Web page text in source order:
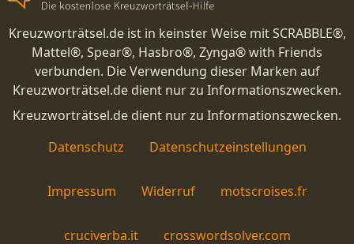
Kreuzworträtsel.de ist in keinster Weise mit SCRABBLE®,
Mattel®, Spear®, Hasbro®, Zynga® with Friends
verbunden. Die Verwendung dieser Marken auf
Kreuzworträtsel.de dient nur zu Informationszwecken.
Kreuzworträtsel.de dient nur zu Informationszwecken.
Datenschutz
Datenschutzeinstellungen
Impressum Widerruf motscroises.fr
cruciverba.it crosswordsolver.com